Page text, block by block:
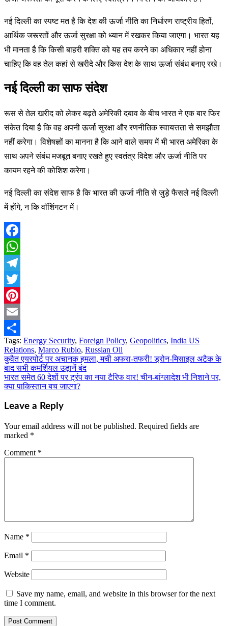
नई दिल्ली का स्पष्ट मत है कि देश की ऊर्जा नीति का निर्धारण राष्ट्रीय हितों,
आर्थिक जरूरतों और ऊर्जा सुरक्षा को ध्यान में रखकर किया जाएगा। भारत यह
भी मानता है कि किसी बाहरी शक्ति को यह तय करने का अधिकार नहीं होना
चाहिए कि वह तेल कहां से खरीदे और किस देश के साथ ऊर्जा संबंध बनाए रखे।
नई दिल्ली का साफ संदेश
रूस से तेल खरीद को लेकर बढ़ते अमेरिकी दबाव के बीच भारत ने एक बार फिर
संकेत दिया है कि वह अपनी ऊर्जा सुरक्षा और रणनीतिक स्वायत्तता से समझौता
नहीं करेगा। विशेषज्ञों का मानना है कि आने वाले समय में भी भारत अमेरिका के
साथ अपने संबंध मजबूत बनाए रखते हुए स्वतंत्र विदेश और ऊर्जा नीति पर
कायम रहने की कोशिश करेगा।
नई दिल्ली का संदेश साफ है कि भारत की ऊर्जा नीति से जुड़े फैसले नई दिल्ली
में होंगे, न कि वॉशिंगटन में।
Facebook
WhatsApp
Telegram
Twitter
Pinterest
Email
Share
Tags: Energy Security, Foreign Policy, Geopolitics, India US
Relations, Marco Rubio, Russian Oil
Post
navigation
कुवैत एयरपोर्ट पर अचानक हमला, मची अफरा-तफरी! ड्रोन-मिसाइल अटैक के
बाद सभी कमर्शियल उड़ानें बंद
भारत समेत 60 देशों पर ट्रंप का नया टैरिफ वार! चीन-बांग्लादेश भी निशाने पर,
क्या पाकिस्तान बच जाएगा?
Leave a Reply
Your email address will not be published. Required fields are
marked *
Comment *
Name *
Email *
Website
Save my name, email, and website in this browser for the next
time I comment.